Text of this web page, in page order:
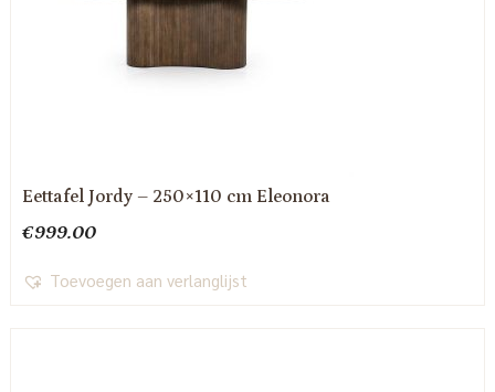
Eettafel Jordy – 250×110 cm Eleonora
€999.00
Toevoegen aan verlanglijst